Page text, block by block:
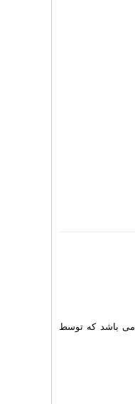
می باشد که توسط